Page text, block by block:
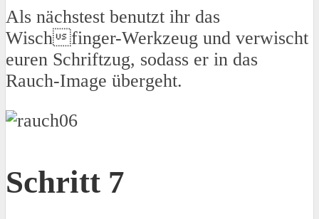
Als nächstest benutzt ihr das
Wischfinger-Werkzeug und verwischt
euren Schriftzug, sodass er in das
Rauch-Image übergeht.
Schritt 7